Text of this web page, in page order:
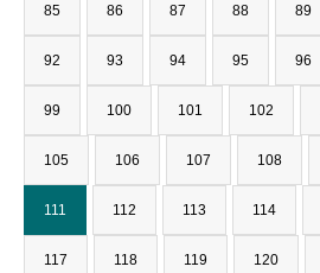
85 86 87 88 89
92 93 94 95 96
99 100 101 102
105 106 107 108
111 112 113 114
117 118 119 120